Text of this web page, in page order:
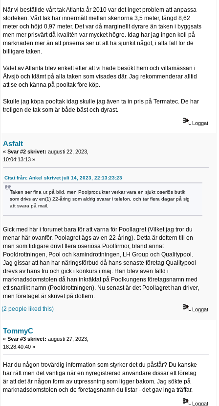
När vi beställde vårt tak Atlanta år 2010 var det inget problem att anpassa
storleken. Vårt tak har innermått mellan skenorna 3,5 meter, längd 8,62
meter och höjd 0,97 meter. Det var då marginellt dyrare än taken i byggsats
men mer prisvärt då kvalitén var mycket högre. Idag har jag ingen koll på
marknaden mer än att priserna ser ut att ha sjunkit något, i alla fall för de
billigare taken.
Valet av Atlanta blev enkelt efter att vi hade besökt hem och villamässan i
Älvsjö och klämt på alla taken som visades där. Jag rekommenderar alltid
att se och känna på pooltak före köp.
Skulle jag köpa pooltak idag skulle jag även ta in pris på Termatec. De har
troligen de tak som är både bäst och dyrast.
Loggat
Asfalt
« Svar #2 skrivet: augusti 22, 2023,
10:04:13:13 »
Citat från: Ankel skrivet juli 14, 2023, 22:13:23:23
Taken ser fina ut på bild, men Poolprodukter verkar vara en sjukt oseriös butik
som drivs av en(1) 22-åring som aldrig svarar i telefon, och tar flera dagar på sig
att svara på mail.
Gick med här i forumet bara för att varna för Poollagret (Vilket jag tror du
menar här ovanför. Poolagret ägs av en 22-åring). Detta är dottern till en
man som tidigare drivit flera oseriösa Poolfirmor, bland annat
Pooldrottningen, Pool och kamindrottningen, LH Group och Qualitypool.
Jag gissar att han har näringsförbud då hans senaste företag Qualitypool
drevs av hans fru och gick i konkurs i maj. Han blev även fälld i
marknadsdomstolen då han inkräktat på Poolkungens företagsnamn med
ett snarlikt namn (Pooldrottningen). Nu senast är det Poollagret han driver,
men företaget är skrivet på dottern.
Loggat
(2 people liked this)
TommyC
« Svar #3 skrivet: augusti 27, 2023,
18:28:40:40 »
Har du någon trovärdig information som styrker det du påstår? Du kanske
har rätt men det vanliga när en nyregistrerad användare dissar ett företag
är att det är någon form av utpressning som ligger bakom. Jag sökte på
marknadsdomstolen och de företagsnamn du listar - det gav inga träffar.
Loggat